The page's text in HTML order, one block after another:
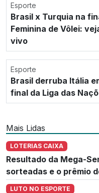
Esporte
Brasil x Turquia na
Feminina de Vôlei:
vivo
Esporte
Brasil derruba Itália
final da Liga das
Mais Lidas
LOTERIAS CAIXA
Resultado da Mega-
sorteadas e o prêmio
LUTO NO ESPORTE